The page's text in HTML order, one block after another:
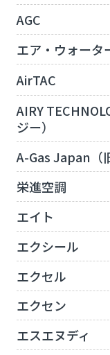
AGC
エア・ウォータ
AirTAC
AIRY
ジー）
A-Gas Japan（
栄進空調
エイト
エクシール
エクセル
エクセン
エスエヌディ